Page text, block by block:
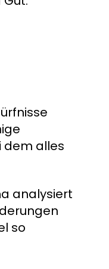
dem alles
analysiert
so